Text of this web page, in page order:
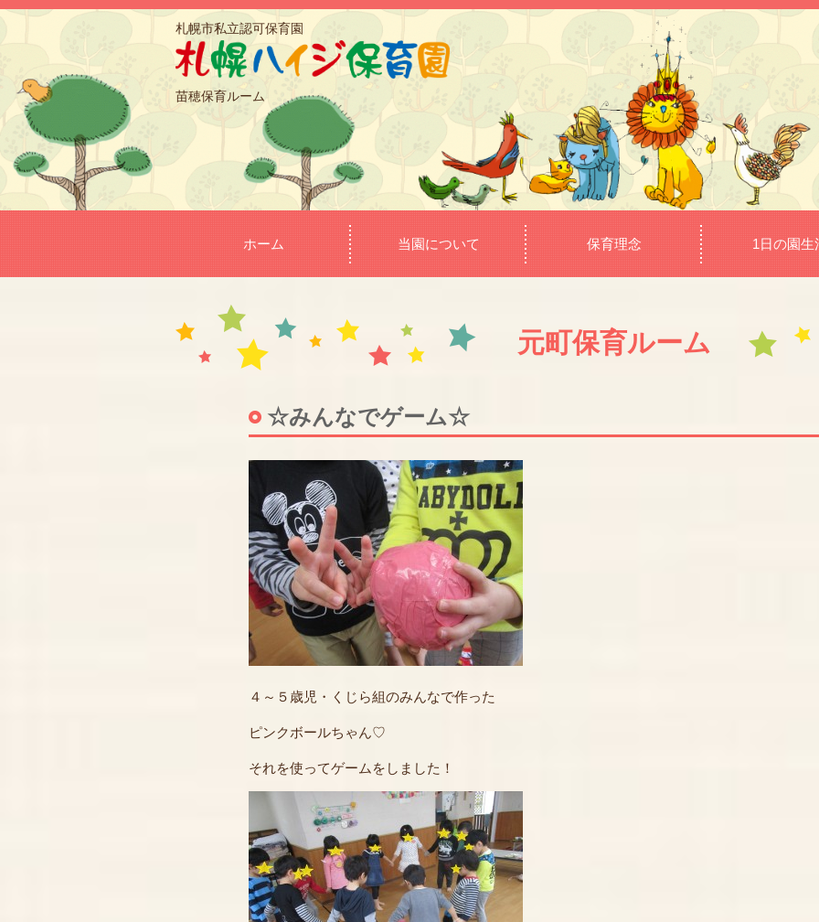
札幌市私立認可保育園
苗穂保育ルーム
ホーム 当園について 保育理念 1日の園生
元町保育ルーム
☆みんなでゲーム☆
４～５歳児・くじら組のみんなで作った
ピンクボールちゃん♡
それを使ってゲームをしました！